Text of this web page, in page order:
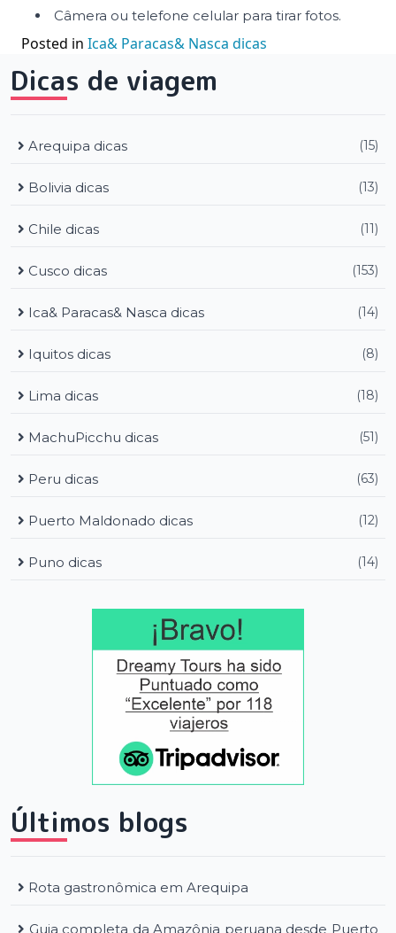
Câmera ou telefone celular para tirar fotos.
Posted in Ica& Paracas& Nasca dicas
Dicas de viagem
Arequipa dicas (15)
Bolivia dicas (13)
Chile dicas (11)
Cusco dicas (153)
Ica& Paracas& Nasca dicas (14)
Iquitos dicas (8)
Lima dicas (18)
MachuPicchu dicas (51)
Peru dicas (63)
Puerto Maldonado dicas (12)
Puno dicas (14)
Últimos blogs
Rota gastronômica em Arequipa
Guia completa da Amazônia peruana desde Puerto